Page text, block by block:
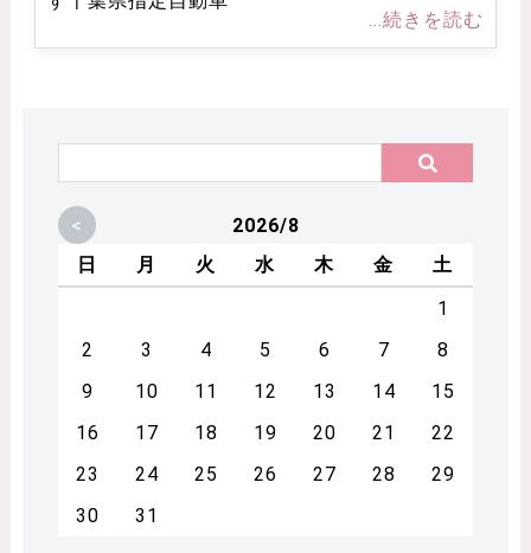
...続きを読む
<
2026/8
日
月 火 水 木 金
土
1
2
3 4 5 6 7
8
9
10 11 12 13 14
15
16
17 18 19 20 21
22
23
24 25 26 27 28
29
30
31